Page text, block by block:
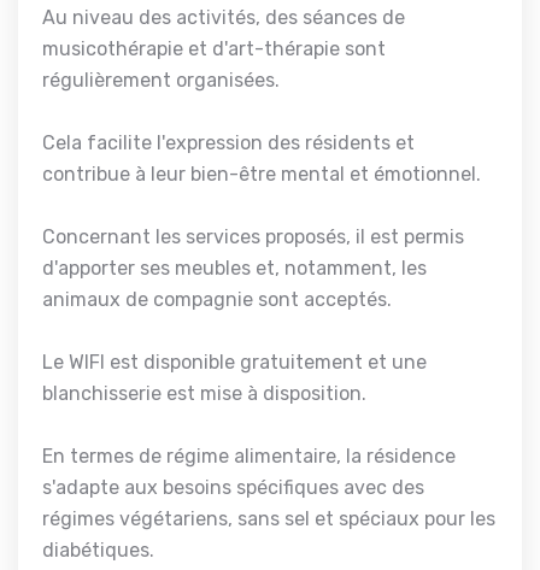
Au niveau des activités, des séances de
musicothérapie et d'art-thérapie sont
régulièrement organisées.
Cela facilite l'expression des résidents et
contribue à leur bien-être mental et émotionnel.
Concernant les services proposés, il est permis
d'apporter ses meubles et, notamment, les
animaux de compagnie sont acceptés.
Le WIFI est disponible gratuitement et une
blanchisserie est mise à disposition.
En termes de régime alimentaire, la résidence
s'adapte aux besoins spécifiques avec des
régimes végétariens, sans sel et spéciaux pour les
diabétiques.